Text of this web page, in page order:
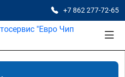
+7 862 277-72-65